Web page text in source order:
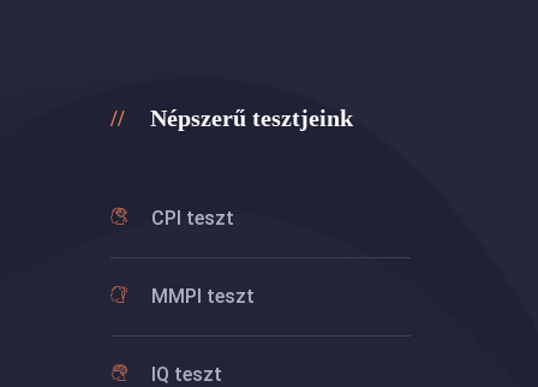
Népszerű tesztjeink
CPI teszt
MMPI teszt
IQ teszt